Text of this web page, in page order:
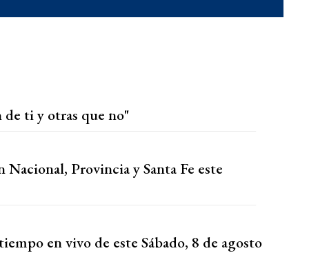
de ti y otras que no"
Provincia y Santa Fe este
en vivo de este Sábado, 8 de agosto